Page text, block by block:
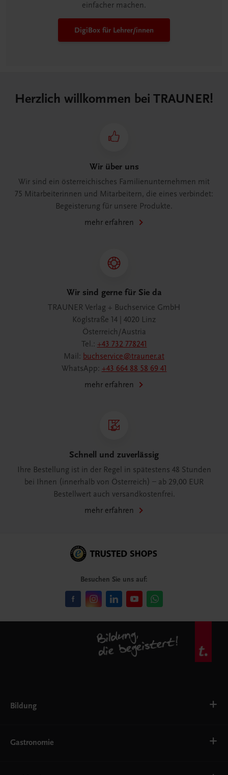
einfacher machen.
DigiBox für Lehrer/innen
Herzlich willkommen bei TRAUNER!
Wir über uns
Wir sind ein österreichisches Familienunternehmen mit
75 Mitarbeiterinnen und Mitarbeitern, die eines verbindet:
Begeisterung für unsere Produkte.
mehr erfahren
Wir sind gerne für Sie da
TRAUNER Verlag + Buchservice GmbH
Köglstraße 14 | 4020 Linz
Österreich/Austria
Tel.: +43 732 778241
Mail: buchservice@trauner.at
WhatsApp: +43 664 88 58 69 41
mehr erfahren
Schnell und zuverlässig
Ihre Bestellung ist in der Regel in spätestens 48 Stunden
bei Ihnen (innerhalb von Österreich) – ab 29,00 EUR
Bestellwert auch versandkostenfrei.
mehr erfahren
Besuchen Sie uns auf:
Bildung
AHS
Gastronomie